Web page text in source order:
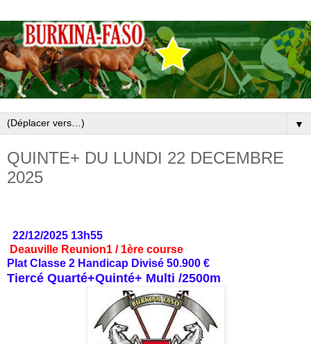
▼
QUINTE+ DU LUNDI 22 DECEMBRE
2025
22/12/2025 13h55
Deauville Reunion1 / 1ère course
Plat Classe 2 Handicap Divisé 50.900 €
Tiercé Quarté+Quinté+ Multi /2500m